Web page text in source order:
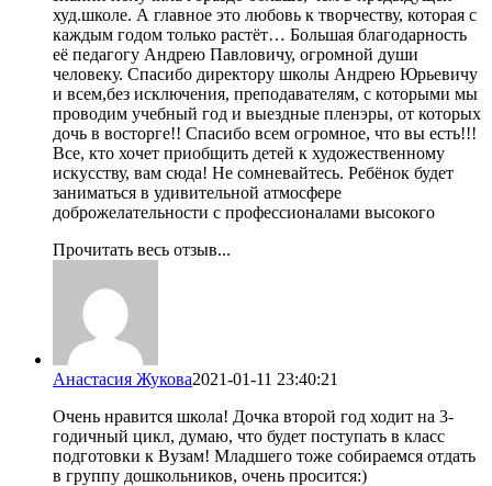
худ.школе. А главное это любовь к творчеству, которая с
каждым годом только растёт… Большая благодарность
её педагогу Андрею Павловичу, огромной души
человеку. Спасибо директору школы Андрею Юрьевичу
и всем,без исключения, преподавателям, с которыми мы
проводим учебный год и выездные пленэры, от которых
дочь в восторге!! Спасибо всем огромное, что вы есть!!!
Все, кто хочет приобщить детей к художественному
искусству, вам сюда! Не сомневайтесь. Ребёнок будет
заниматься в удивительной атмосфере
доброжелательности с профессионалами высокого
Прочитать весь отзыв...
Анастасия Жукова2021-01-11 23:40:21
Очень нравится школа! Дочка второй год ходит на 3-
годичный цикл, думаю, что будет поступать в класс
подготовки к Вузам! Младшего тоже собираемся отдать
в группу дошкольников, очень просится:)